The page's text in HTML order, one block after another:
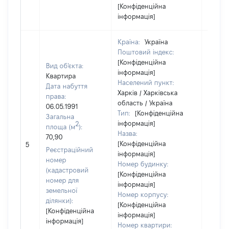
[Конфіденційна
інформація]
5
Вид об'єкта:
Квартира
Дата набуття
права:
06.05.1991
Загальна
площа (м2):
70,90
Реєстраційний
номер
(кадастровий
номер для
земельної
ділянки):
[Конфіденційна
інформація]
Країна:
Україна
Поштовий індекс:
[Конфіденційна
інформація]
Населений пункт:
Харків / Харківська
область / Україна
Тип:
[Конфіденційна
інформація]
Назва:
[Конфіденційна
інформація]
Номер будинку:
[Конфіденційна
інформація]
Номер корпусу:
[Конфіденційна
інформація]
Номер квартири: